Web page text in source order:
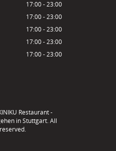
17:00 - 23:00
17:00 - 23:00
17:00 - 23:00
17:00 - 23:00
17:00 - 23:00
Restaurant -
in Stuttgart. All